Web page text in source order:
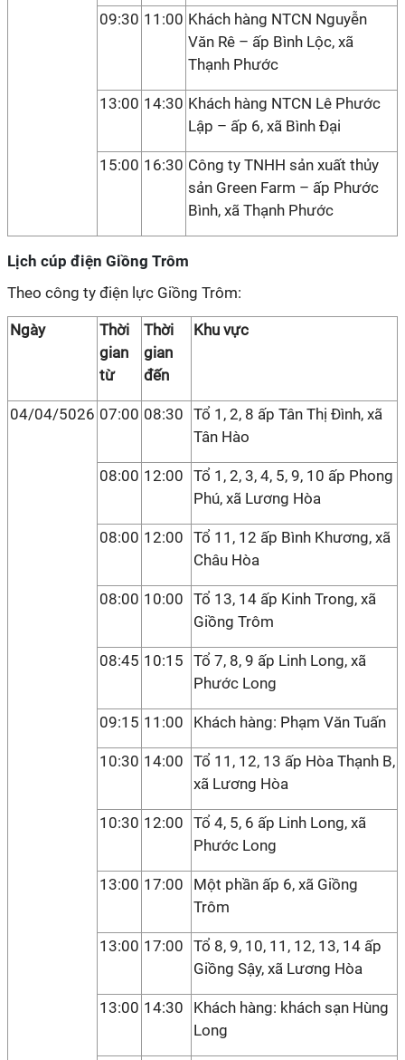
09:30 11:00 Khách hàng NTCN Nguyễn
Văn Rê – ấp Bình Lộc, xã
Thạnh Phước
13:00 14:30 Khách hàng NTCN Lê Phước
Lập – ấp 6, xã Bình Đại
15:00 16:30 Công ty TNHH sản xuất thủy
sản Green Farm – ấp Phước
Bình, xã Thạnh Phước
Lịch cúp điện Giồng Trôm
Theo công ty điện lực Giồng Trôm:
Ngày
Thời
gian
từ
Thời
gian
đến
Khu vực
04/04/5026 07:00 08:30 Tổ 1, 2, 8 ấp Tân Thị Đình, xã
Tân Hào
08:00 12:00 Tổ 1, 2, 3, 4, 5, 9, 10 ấp Phong
Phú, xã Lương Hòa
08:00 12:00 Tổ 11, 12 ấp Bình Khương, xã
Châu Hòa
08:00 10:00 Tổ 13, 14 ấp Kinh Trong, xã
Giồng Trôm
08:45 10:15 Tổ 7, 8, 9 ấp Linh Long, xã
Phước Long
09:15 11:00 Khách hàng: Phạm Văn Tuấn
10:30 14:00 Tổ 11, 12, 13 ấp Hòa Thạnh B,
xã Lương Hòa
10:30 12:00 Tổ 4, 5, 6 ấp Linh Long, xã
Phước Long
13:00 17:00
Một phần ấp 6, xã Giồng
Trôm
13:00 17:00 Tổ 8, 9, 10, 11, 12, 13, 14 ấp
Giồng Sậy, xã Lương Hòa
13:00 14:30
Khách hàng: khách sạn Hùng
Long